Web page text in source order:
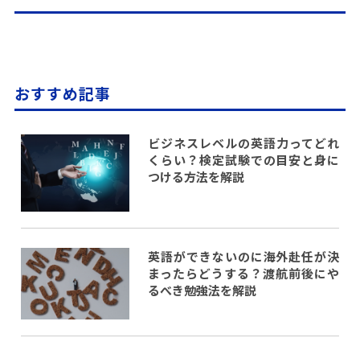
おすすめ記事
ビジネスレベルの英語力ってどれ
くらい？検定試験での目安と身に
つける方法を解説
英語ができないのに海外赴任が決
まったらどうする？渡航前後にや
るべき勉強法を解説